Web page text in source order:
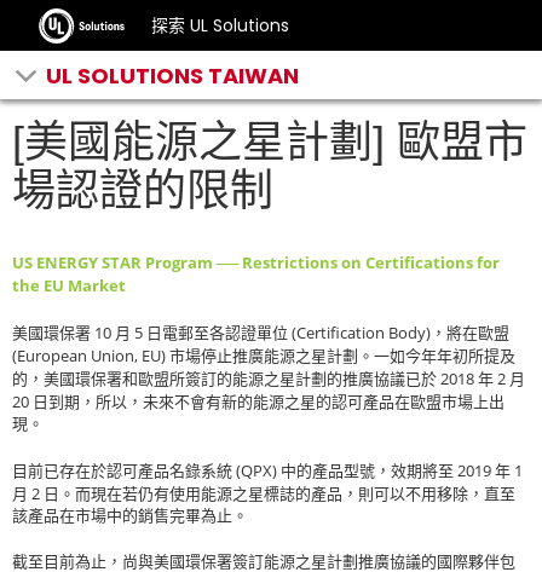
探索 UL Solutions
UL SOLUTIONS TAIWAN
[美國能源之星計劃] 歐盟市
場認證的限制
US ENERGY STAR Program ── Restrictions on Certifications for
the EU Market
美國環保署 10 月 5 日電郵至各認證單位 (Certification Body) ，將在歐盟
(European Union, EU) 市場停止推廣能源之星計劃。一如今年年初所提及
的，美國環保署和歐盟所簽訂的能源之星計劃的推廣協議已於 2018 年 2 月
20 日到期，所以，未來不會有新的能源之星的認可產品在歐盟市場上出
現。
目前已存在於認可產品名錄系統 (QPX) 中的產品型號，效期將至 2019 年 1
月 2 日。而現在若仍有使用能源之星標誌的產品，則可以不用移除，直至
該產品在市場中的銷售完畢為止。
截至目前為止，尚與美國環保署簽訂能源之星計劃推廣協議的國際夥伴包